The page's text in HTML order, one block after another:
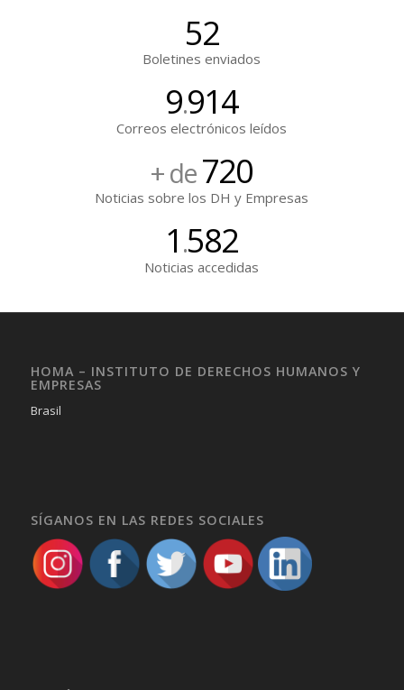
52
Boletines enviados
9.914
Correos electrónicos leídos
+ de720
Noticias sobre los DH y Empresas
1 .582
Noticias accedidas
HOMA – INSTITUTO DE DERECHOS HUMANOS Y
EMPRESAS
Brasil
SÍGANOS EN LAS REDES SOCIALES